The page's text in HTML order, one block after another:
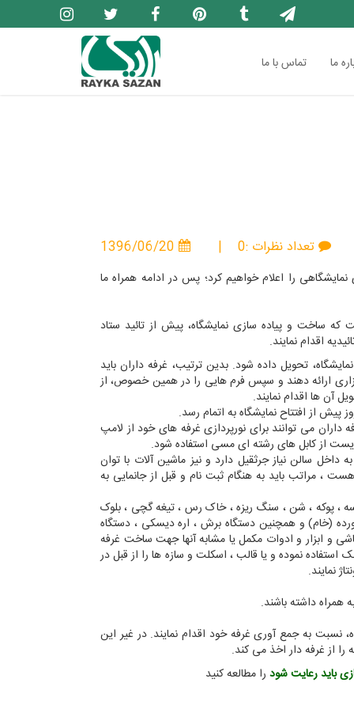
ما تماس با ما
| تعداد نظرات :0
را اعلام خواهیم کرد؛ پس در ادامه همراه ما
که ساخت و پیاده سازی نمایشگاه، پیش از تائید ستاد
اقدام نمایند.
تحویل داده شود. بدین ترتیب، غرفه داران باید
برگزاری ارائه دهند و سپس فرم هایی را در همین خصوص، از
آن ها اقدام نمایند.
از افتتاح نمایشگاه به اتمام رسد.
داران می توانند برای نورپردازی غرفه های خود از لامپ
از کابل های رشته ای مسی استفاده شود.
سالن نیاز جرثقیل دارد و نیز ماشین آلات با توان
کار آنها نیاز به برق 3 فاز با آمپر بالا هست ، مراتب باید به هنگام ثبت نام و قبل از جانمایی به
، پوکه ، شن ، سنگ ریزه ، خاک رس ، تیغه گچی ، بلوک
(خام) و همچنین دستگاه برش ، اره دیسکی ، دستگاه
از 20 لیتر) ، پیستوله رنگ پاشی و ابزار و ادوات مکمل یا مشابه آنها جهت ساخت غرفه
استفاده نموده و یا قالب ،‌ اسکلت و سازه ها را از قبل در
نمایند.
همراه داشته باشند.
زمان نمایشگاه، نسبت به جمع آوری غرفه خود اقدام نمایند. در غیر این
از غرفه دار اخذ می کند.
باید رعایت شود را مطالعه کنید